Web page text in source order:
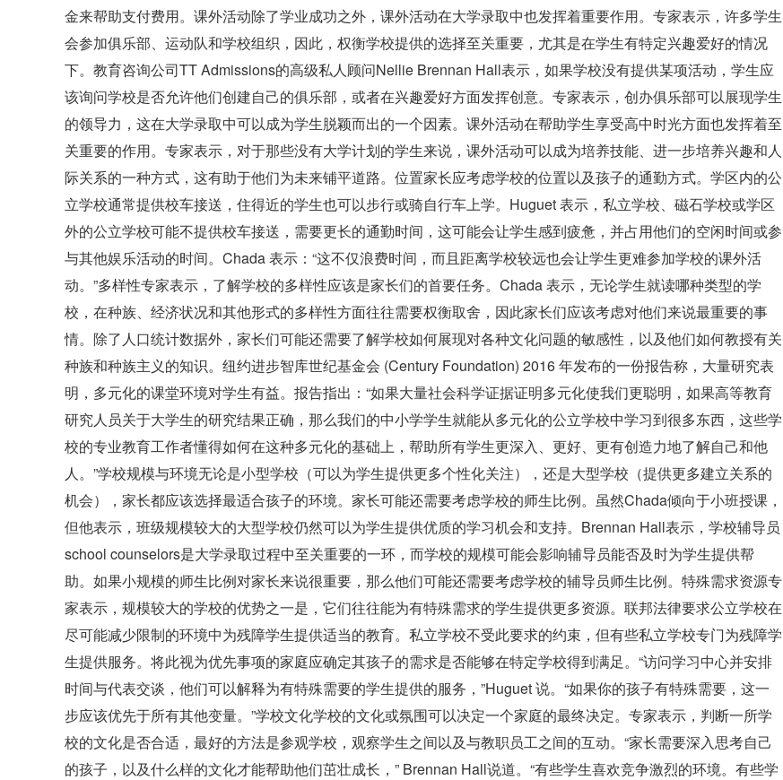
金来帮助支付费用。课外活动除了学业成功之外，课外活动在大学录取中也发挥着重要作用。专家表示，许多学生
会参加俱乐部、运动队和学校组织，因此，权衡学校提供的选择至关重要，尤其是在学生有特定兴趣爱好的情况
下。教育咨询公司TT Admissions的高级私人顾问Nellie Brennan Hall表示，如果学校没有提供某项活动，学生应
该询问学校是否允许他们创建自己的俱乐部，或者在兴趣爱好方面发挥创意。专家表示，创办俱乐部可以展现学生
的领导力，这在大学录取中可以成为学生脱颖而出的一个因素。课外活动在帮助学生享受高中时光方面也发挥着至
关重要的作用。专家表示，对于那些没有大学计划的学生来说，课外活动可以成为培养技能、进一步培养兴趣和人
际关系的一种方式，这有助于他们为未来铺平道路。位置家长应考虑学校的位置以及孩子的通勤方式。学区内的公
立学校通常提供校车接送，住得近的学生也可以步行或骑自行车上学。Huguet 表示，私立学校、磁石学校或学区
外的公立学校可能不提供校车接送，需要更长的通勤时间，这可能会让学生感到疲惫，并占用他们的空闲时间或参
与其他娱乐活动的时间。Chada 表示：“这不仅浪费时间，而且距离学校较远也会让学生更难参加学校的课外活
动。”多样性专家表示，了解学校的多样性应该是家长们的首要任务。Chada 表示，无论学生就读哪种类型的学
校，在种族、经济状况和其他形式的多样性方面往往需要权衡取舍，因此家长们应该考虑对他们来说最重要的事
情。除了人口统计数据外，家长们可能还需要了解学校如何展现对各种文化问题的敏感性，以及他们如何教授有关
种族和种族主义的知识。纽约进步智库世纪基金会 (Century Foundation) 2016 年发布的一份报告称，大量研究表
明，多元化的课堂环境对学生有益。报告指出：“如果大量社会科学证据证明多元化使我们更聪明，如果高等教育
研究人员关于大学生的研究结果正确，那么我们的中小学学生就能从多元化的公立学校中学习到很多东西，这些学
校的专业教育工作者懂得如何在这种多元化的基础上，帮助所有学生更深入、更好、更有创造力地了解自己和他
人。”学校规模与环境无论是小型学校（可以为学生提供更多个性化关注），还是大型学校（提供更多建立关系的
机会），家长都应该选择最适合孩子的环境。家长可能还需要考虑学校的师生比例。虽然Chada倾向于小班授课，
但他表示，班级规模较大的大型学校仍然可以为学生提供优质的学习机会和支持。Brennan Hall表示，学校辅导员
school counselors是大学录取过程中至关重要的一环，而学校的规模可能会影响辅导员能否及时为学生提供帮
助。如果小规模的师生比例对家长来说很重要，那么他们可能还需要考虑学校的辅导员师生比例。特殊需求资源专
家表示，规模较大的学校的优势之一是，它们往往能为有特殊需求的学生提供更多资源。联邦法律要求公立学校在
尽可能减少限制的环境中为残障学生提供适当的教育。私立学校不受此要求的约束，但有些私立学校专门为残障学
生提供服务。将此视为优先事项的家庭应确定其孩子的需求是否能够在特定学校得到满足。“访问学习中心并安排
时间与代表交谈，他们可以解释为有特殊需要的学生提供的服务，”Huguet 说。“如果你的孩子有特殊需要，这一
步应该优先于所有其他变量。”学校文化学校的文化或氛围可以决定一个家庭的最终决定。专家表示，判断一所学
校的文化是否合适，最好的方法是参观学校，观察学生之间以及与教职员工之间的互动。“家长需要深入思考自己
的孩子，以及什么样的文化才能帮助他们茁壮成长，” Brennan Hall说道。“有些学生喜欢竞争激烈的环境。有些学